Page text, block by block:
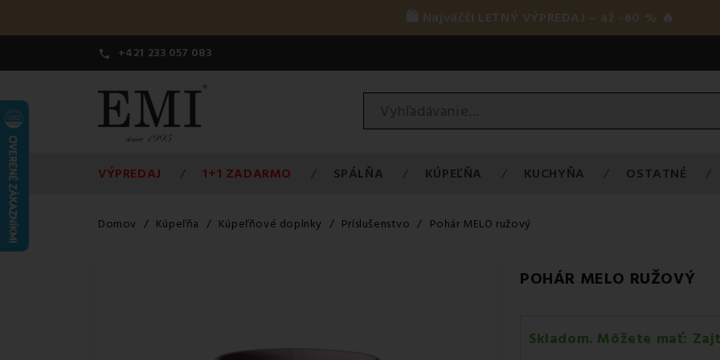
🛍️ Najväčší LETNÝ VÝPREDAJ – až -60 % 🔥
 +421 233 057 083
VÝPREDAJ 1+1 ZADARMO SPÁLŇA KÚPEĽŇA KUCHYŇA OSTATNÉ
Domov Kúpeľňa Kúpeľňové doplnky Príslušenstvo Pohár MELO ružový
POHÁR MELO RUŽOVÝ
Skladom. Môžete mať: